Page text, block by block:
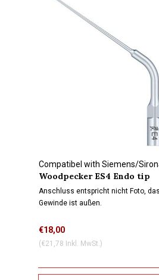
Compatibel with Siemens/
connection
Woodpecker ES4 Endo tip
Anschluss entspricht nicht Foto, das
Gewinde ist außen.
€18,00
(€21,78 Inkl. MwSt.)